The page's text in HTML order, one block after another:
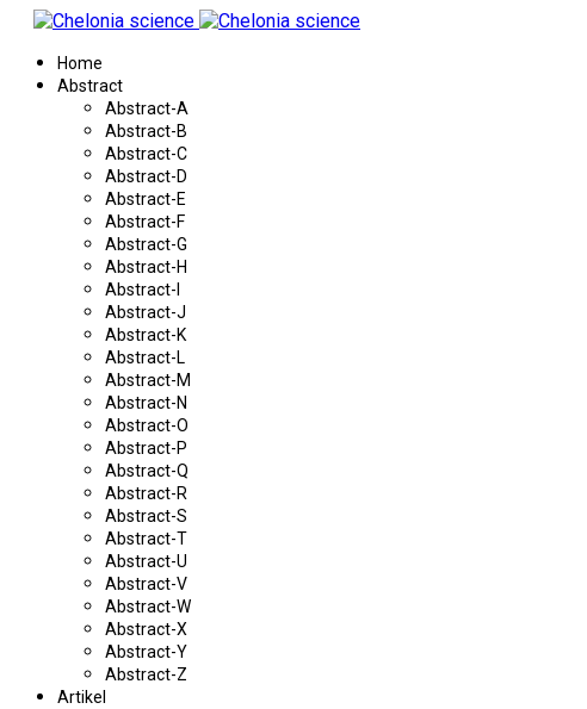
Home
Abstract
Abstract-A
Abstract-B
Abstract-C
Abstract-D
Abstract-E
Abstract-F
Abstract-G
Abstract-H
Abstract-I
Abstract-J
Abstract-K
Abstract-L
Abstract-M
Abstract-N
Abstract-O
Abstract-P
Abstract-Q
Abstract-R
Abstract-S
Abstract-T
Abstract-U
Abstract-V
Abstract-W
Abstract-X
Abstract-Y
Abstract-Z
Artikel